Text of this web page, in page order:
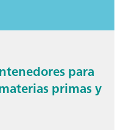
para
primas y